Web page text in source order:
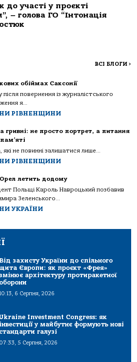
участі у проєкті
– голова ГО “Інтонація
ВСІ БЛОГИ >
обіймах Саксонії
повернення із журналістського
я...
РІВНЕНЩИНИ
гривні: не просто портрет, а питання
які не повинні залишатися лише...
РІВНЕНЩИНИ
летить додому
Польщі Кароль Навроцький позбавив
Зеленського...
УКРАЇНИ
Від захисту України до спільного
Європи: як проєкт «Фрея»
архітектуру протиракетної
оборони
6 Серпня, 2026
Investment Congress: як
інвестиції у майбутнє формують нові
стандарти галузі
07:33, 5 Серпня, 2026